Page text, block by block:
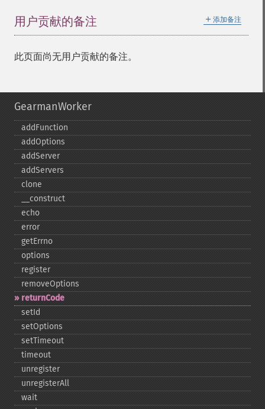
＋ 添加备注
用户贡献的备注
此页面尚无用户贡献的备注。
GearmanWorker
addFunction
addOptions
addServer
addServers
clone
_​_​construct
echo
error
getErrno
options
register
removeOptions
returnCode
setId
setOptions
setTimeout
timeout
unregister
unregisterAll
wait